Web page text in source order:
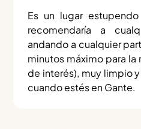
Es un lugar
recomendaría a
andando a cualquier
minutos máximo para
de interés), muy limpio
cuando estés en Gante.